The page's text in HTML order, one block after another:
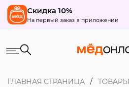
Скидка 10%
На первый заказ в приложении
ГЛАВНАЯ СТРАНИЦА ТОВАРЫ